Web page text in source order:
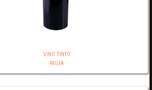
VINO TINTO
RIOJA